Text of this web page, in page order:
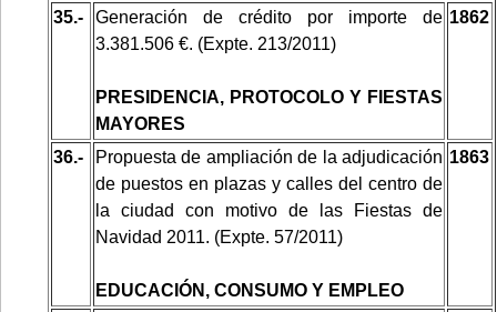
35.-
Generación de crédito por importe de
3.381.506 €. (Expte. 213/2011)
PRESIDENCIA, PROTOCOLO Y FIESTAS
MAYORES
1862
36.-
Propuesta de ampliación de la adjudicación
de puestos en plazas y calles del centro de
la ciudad con motivo de las Fiestas de
Navidad 2011. (Expte. 57/2011)
EDUCACIÓN, CONSUMO Y EMPLEO
1863